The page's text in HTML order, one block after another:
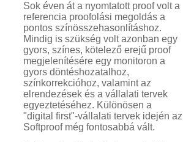
Sok éven át a nyomtatott proof volt a
referencia proofolási megoldás a
pontos színösszehasonlításhoz.
Mindig is szükség volt azonban egy
gyors, színes, kötelező erejű proof
megjelenítésére egy monitoron a
gyors döntéshozatalhoz,
színkorrekcióhoz, valamint az
elrendezések és a vállalati tervek
egyeztetéséhez. Különösen a
"digital first"-vállalati tervek idején az
Softproof még fontosabbá vált.